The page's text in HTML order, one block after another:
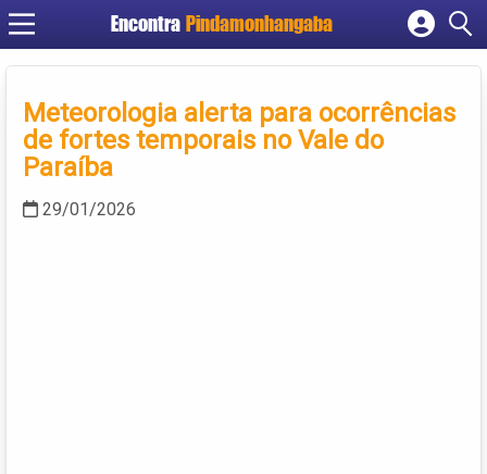
Encontra Pindamonhangaba
Cadastrar empresa
Criar conta
Meteorologia alerta para ocorrências
de fortes temporais no Vale do
Paraíba
29/01/2026